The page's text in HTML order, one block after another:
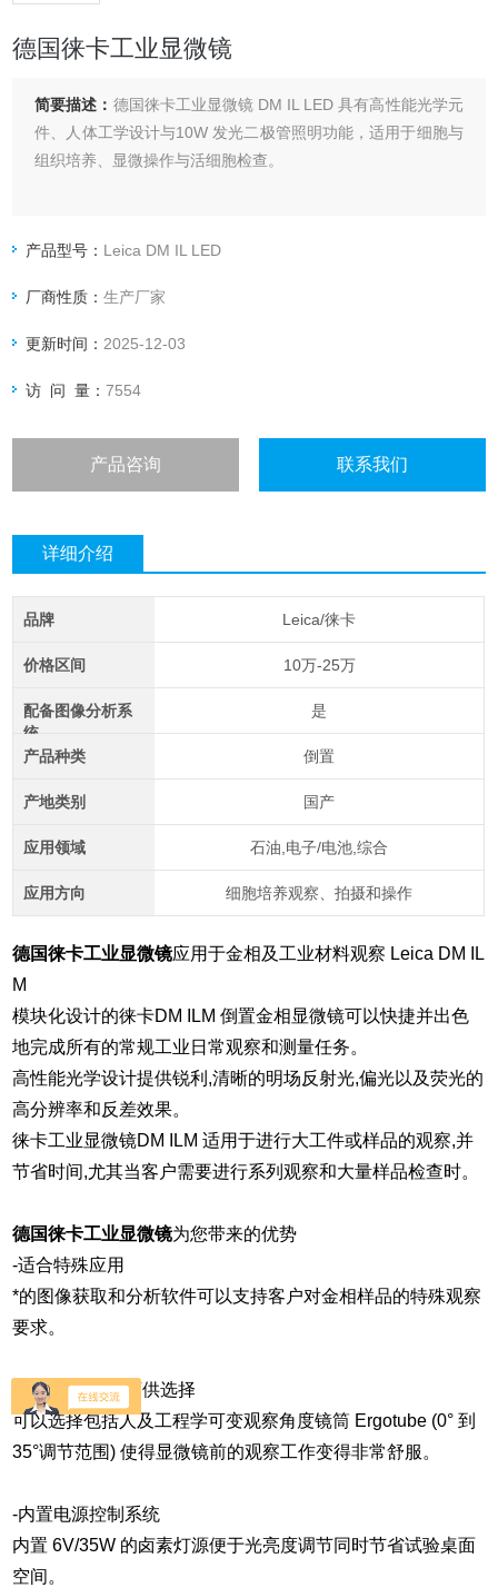
德国徕卡工业显微镜
简要描述： 德国徕卡工业显微镜 DM IL LED 具有高性能光学元
件、人体工学设计与10W 发光二极管照明功能，适用于细胞与
组织培养、显微操作与活细胞检查。
产品型号： Leica DM IL LED
厂商性质：生产厂家
更新时间： 2025-12-03
访 问 量：7554
产品咨询 联系我们
详细介绍
品牌 Leica/徕卡
价格区间 10万-25万
配备图像分析系
统
是
产品种类 倒置
产地类别 国产
应用领域 石油,电子/电池,综合
应用方向 细胞培养观察、拍摄和操作
德国徕卡工业显微镜应用于金相及工业材料观察 Leica DM IL
M
模块化设计的徕卡DM ILM 倒置金相显微镜可以快捷并出色
地完成所有的常规工业日常观察和测量任务。
高性能光学设计提供锐利,清晰的明场反射光,偏光以及荧光的
高分辨率和反差效果。
徕卡工业显微镜DM ILM 适用于进行大工件或样品的观察,并
节省时间,尤其当客户需要进行系列观察和大量样品检查时。
德国徕卡工业显微镜为您带来的优势
-适合特殊应用
*的图像获取和分析软件可以支持客户对金相样品的特殊观察
要求。
-六种观察镜筒可供选择
可以选择包括人及工程学可变观察角度镜筒 Ergotube (0° 到
35°调节范围) 使得显微镜前的观察工作变得非常舒服。
-内置电源控制系统
内置 6V/35W 的卤素灯源便于光亮度调节同时节省试验桌面
空间。